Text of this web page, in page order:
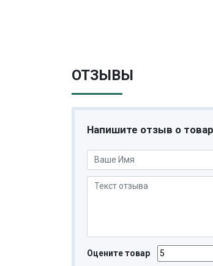
ОТЗЫВЫ
Напишите отзыв о
Оцените товар